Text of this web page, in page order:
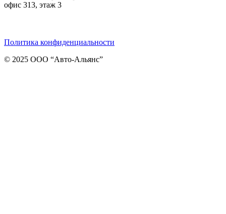
офис 313, этаж 3
Политика конфиденциальности
© 2025 ООО “Авто-Альянс”